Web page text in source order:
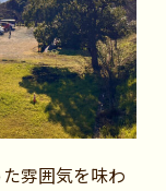
雰囲気を味わ